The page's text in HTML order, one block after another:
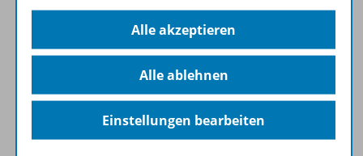
Details
stock.adobe.com/Rawpixel.com
Alle akzeptieren
Alle ablehnen
Einstellungen bearbeiten